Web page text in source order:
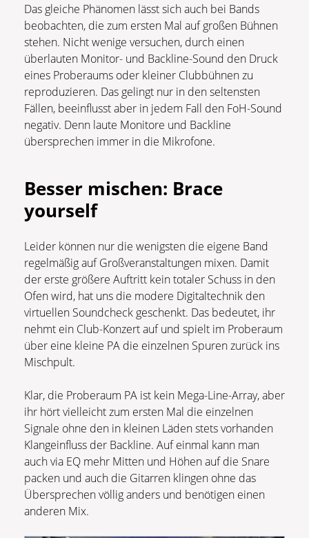
Das gleiche Phänomen lässt sich auch bei Bands
beobachten, die zum ersten Mal auf großen Bühnen
stehen. Nicht wenige versuchen, durch einen
überlauten Monitor- und Backline-Sound den Druck
eines Proberaums oder kleiner Clubbühnen zu
reproduzieren. Das gelingt nur in den seltensten
Fällen, beeinflusst aber in jedem Fall den FoH-Sound
negativ. Denn laute Monitore und Backline
übersprechen immer in die Mikrofone.
Besser mischen: Brace
yourself
Leider können nur die wenigsten die eigene Band
regelmäßig auf Großveranstaltungen mixen. Damit
der erste größere Auftritt kein totaler Schuss in den
Ofen wird, hat uns die modere Digitaltechnik den
virtuellen Soundcheck geschenkt. Das bedeutet, ihr
nehmt ein Club-Konzert auf und spielt im Proberaum
über eine kleine PA die einzelnen Spuren zurück ins
Mischpult.
Klar, die Proberaum PA ist kein Mega-Line-Array, aber
ihr hört vielleicht zum ersten Mal die einzelnen
Signale ohne den in kleinen Läden stets vorhanden
Klangeinfluss der Backline. Auf einmal kann man
auch via EQ mehr Mitten und Höhen auf die Snare
packen und auch die Gitarren klingen ohne das
Übersprechen völlig anders und benötigen einen
anderen Mix.